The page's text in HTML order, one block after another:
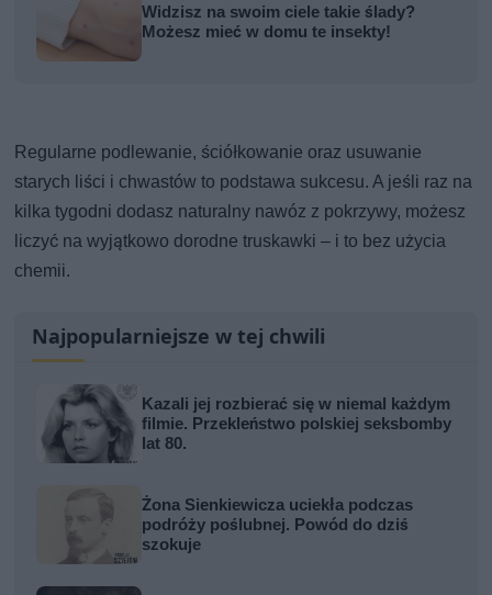
Widzisz na swoim ciele takie ślady?
Możesz mieć w domu te insekty!
Regularne podlewanie, ściółkowanie oraz usuwanie
starych liści i chwastów to podstawa sukcesu. A jeśli raz na
kilka tygodni dodasz naturalny nawóz z pokrzywy, możesz
liczyć na wyjątkowo dorodne truskawki – i to bez użycia
chemii.
Najpopularniejsze w tej chwili
Kazali jej rozbierać się w niemal każdym
filmie. Przekleństwo polskiej seksbomby
lat 80.
Żona Sienkiewicza uciekła podczas
podróży poślubnej. Powód do dziś
szokuje